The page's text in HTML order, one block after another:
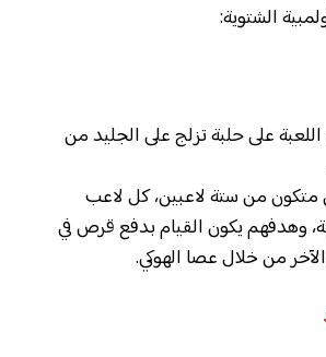
الشتوية:
على حلبة تزلج على الجليد من
من ستة لاعبين، كل لاعب
وهدفهم يكون القيام بدفع قرص في
من خلال عصا الهوكي.